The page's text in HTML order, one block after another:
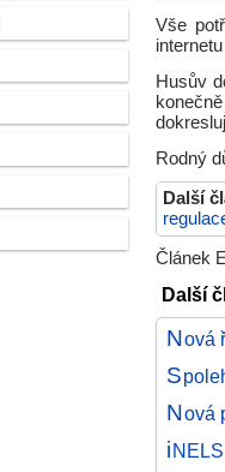
Vše
Husův
Rodný
Další
Článek
Další
Nová
S
Nová
i